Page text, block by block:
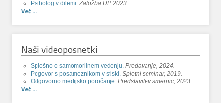
Psiholog v dilemi. Založba UP. 2023
Več ...
Naši videoposnetki
Splošno o samomorilnem vedenju. Predavanje, 2024.
Pogovor s posameznikom v stiski. Spletni seminar, 2019.
Odgovorno medijsko poročanje. Predstavitev smernic, 2023.
Več ...